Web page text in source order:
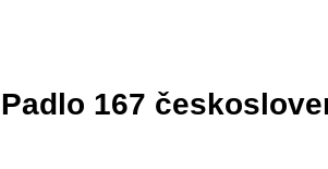
Padlo 167